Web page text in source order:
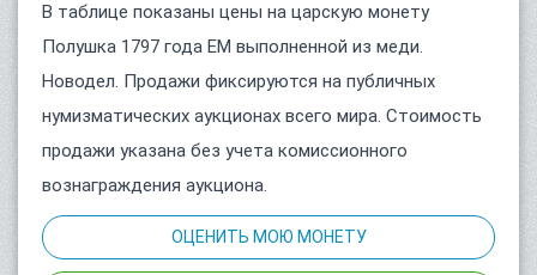
В таблице показаны цены на царскую монету
Полушка 1797 года ЕМ выполненной из меди.
Новодел. Продажи фиксируются на публичных
нумизматических аукционах всего мира. Стоимость
продажи указана без учета комиссионного
вознаграждения аукциона.
ОЦЕНИТЬ МОЮ МОНЕТУ